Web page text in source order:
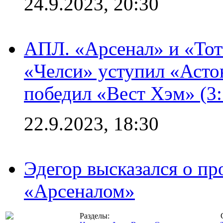
АПЛ. «Арсенал» и
«Челси» уступил
победил «Вест Хэм»
22.9.2023, 18:30
Эдегор высказался о
«Арсеналом»
Разделы: